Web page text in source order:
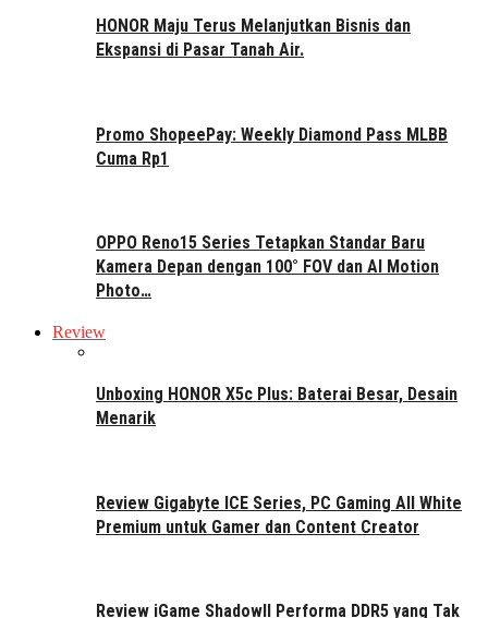
HONOR Maju Terus Melanjutkan Bisnis dan
Ekspansi di Pasar Tanah Air.
Promo ShopeePay: Weekly Diamond Pass MLBB
Cuma Rp1
OPPO Reno15 Series Tetapkan Standar Baru
Kamera Depan dengan 100° FOV dan AI Motion
Photo…
Review
Unboxing HONOR X5c Plus: Baterai Besar, Desain
Menarik
Review Gigabyte ICE Series, PC Gaming All White
Premium untuk Gamer dan Content Creator
Review iGame ShadowII Performa DDR5 yang Tak